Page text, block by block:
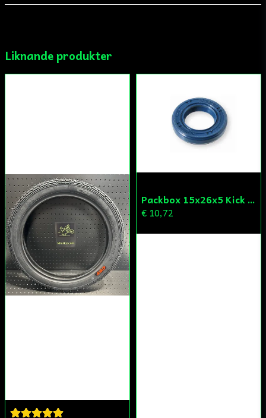
email
Skicka fråga
Liknande produkter
Packbox 15x26x5 Kick Aprilia/Derbi/Gilera (original)
€ 10,72